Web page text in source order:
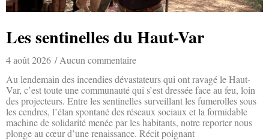
Les sentinelles du Haut-Var
4 août 2026
Aucun commentaire
Au lendemain des incendies dévastateurs qui ont ravagé le Haut-
Var, c’est toute une communauté qui s’est dressée face au feu, loin
des projecteurs. Entre les sentinelles surveillant les fumerolles sous
les cendres, l’élan spontané des réseaux sociaux et la formidable
machine de solidarité menée par les habitants, notre reporter nous
plonge au cœur d’une renaissance. Récit poignant